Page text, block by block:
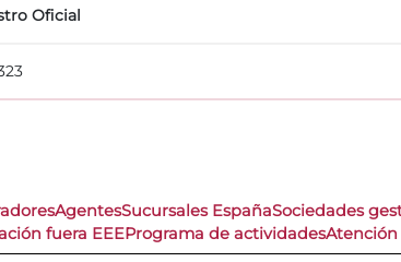
Oficial
AgentesSucursales EspañaSociedades
fuera EEEPrograma de actividades